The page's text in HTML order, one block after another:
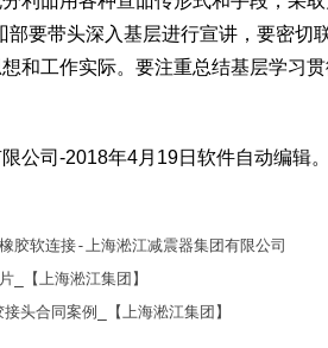
部要带头深入基层进行宣讲，要密切
和工作实际。要注重总结基层学习
公司-2018年4月19日软件自动编辑
胶软连接-上海淞江减震器集团有限公司
_【上海淞江集团】
接头合同案例_【上海淞江集团】